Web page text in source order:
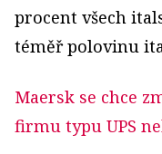
procent všech
téměř polovinu
Maersk se chce
firmu typu UPS